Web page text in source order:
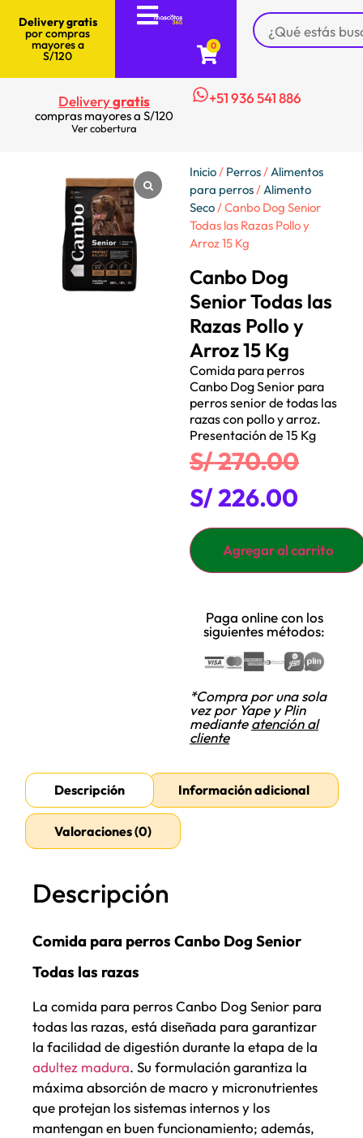
Delivery gratis
por compras
mayores a
S/120
0
Deliverygratis
compras mayores a S/120
Ver cobertura
+51 936 541 886
Inicio/ Perros/Alimentos
para perros/Alimento
Seco/ Canbo Dog Senior
Todas las Razas Pollo y
Arroz 15 Kg
Canbo Dog
Senior Todas las
Razas Pollo y
Arroz 15 Kg
Comida para perros
Canbo Dog Senior para
perros senior de todas las
razas con pollo y arroz.
Presentación de 15 Kg
S/270.00
S/226.00
Agregar al carrito
Paga online con los
siguientes métodos:
*Compra por una sola
vez por Yape y Plin
medianteatención al
cliente
Descripción Información adicional
Valoraciones (0)
Descripción
Comida para perros Canbo Dog Senior
Todas las razas
La comida para perros Canbo Dog Senior para
todas las razas, está diseñada para garantizar
la facilidad de digestión durante la etapa de la
adultez madura. Su formulación garantiza la
máxima absorción de macro y micronutrientes
que protejan los sistemas internos y los
mantengan en buen funcionamiento; además,